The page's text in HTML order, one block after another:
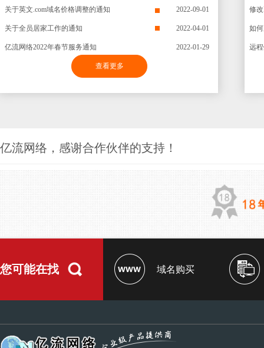
关于英文.com域名价格调整的通知 2022-09-01
关于全员居家工作的通知 2022-04-01
亿流网络2022年春节服务通知 2022-01-29
查看更多
修
如
亿流网络，感谢合作伙伴的支持！
您可能在找 域名购买